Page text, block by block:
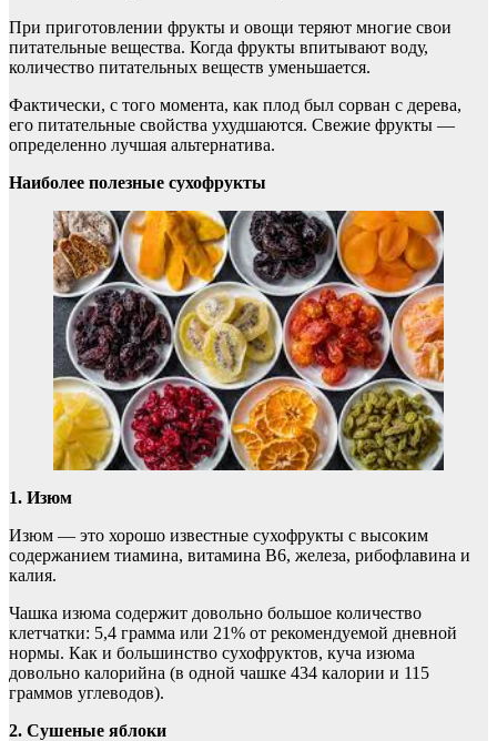
При приготовлении фрукты и овощи теряют многие свои
питательные вещества. Когда фрукты впитывают воду,
количество питательных веществ уменьшается.
Фактически, с того момента, как плод был сорван с дерева,
его питательные свойства ухудшаются. Свежие фрукты —
определенно лучшая альтернатива.
Наиболее полезные сухофрукты
1. Изюм
Изюм — это хорошо известные сухофрукты с высоким
содержанием тиамина, витамина B6, железа, рибофлавина и
калия.
Чашка изюма содержит довольно большое количество
клетчатки: 5,4 грамма или 21% от рекомендуемой дневной
нормы. Как и большинство сухофруктов, куча изюма
довольно калорийна (в одной чашке 434 калории и 115
граммов углеводов).
2. Сушеные яблоки